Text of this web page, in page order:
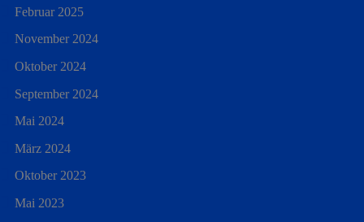
Februar 2025
November 2024
Oktober 2024
September 2024
Mai 2024
März 2024
Oktober 2023
Mai 2023